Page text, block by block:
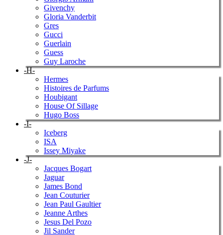
Givenchy
Gloria Vanderbit
Gres
Gucci
Guerlain
Guess
Guy Laroche
-H-
Hermes
Histoires de Parfums
Houbigant
House Of Sillage
Hugo Boss
-I-
Iceberg
ISA
Issey Miyake
-J-
Jacques Bogart
Jaguar
James Bond
Jean Couturier
Jean Paul Gaultier
Jeanne Arthes
Jesus Del Pozo
Jil Sander